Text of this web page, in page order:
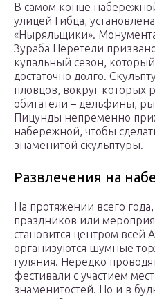
В самом конце
улицей Гибца,
«Ныряльщики».
Зураба Церетели
купальный сезон,
достаточно долго.
пловцов, вокруг которых
обитатели – дельфины,
Пицунды непременно
набережной, чтобы
знаменитой скульптуры.
Развлечения на
На протяжении всего
праздников или
становится центром всей
организуются шумные
гуляния. Нередко
фестивали с участием
знаменитостей. Но и в